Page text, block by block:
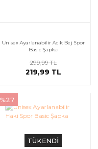
Unisex Ayarlanabilir Acık Bej Spor
Basic Şapka
299,99 TL
219,99 TL
TÜKENDİ
%27